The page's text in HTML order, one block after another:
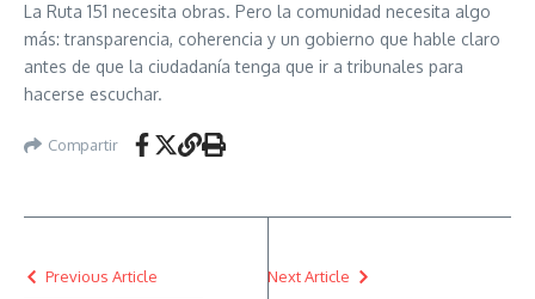
La Ruta 151 necesita obras. Pero la comunidad necesita algo
más: transparencia, coherencia y un gobierno que hable claro
antes de que la ciudadanía tenga que ir a tribunales para
hacerse escuchar.
Compartir
Previous Article Next Article